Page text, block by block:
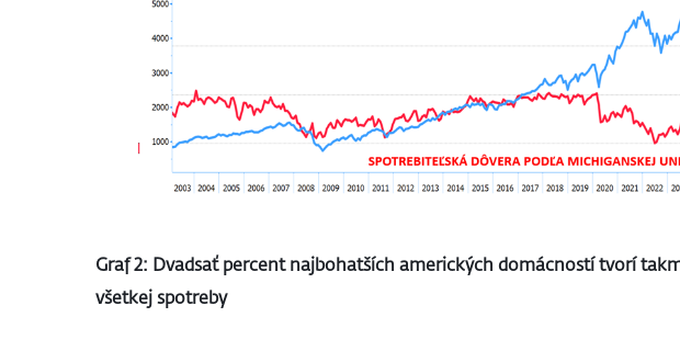
Graf 2: Dvadsať percent najbohatších amerických domácností tvorí
všetkej spotreby